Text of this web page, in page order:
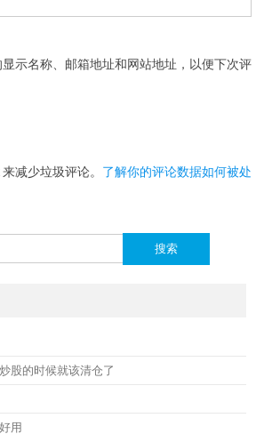
示名称、邮箱地址和网站地址，以便下次评
减少垃圾评论。 了解你的评论数据如何被处
股的时候就该清仓了
用